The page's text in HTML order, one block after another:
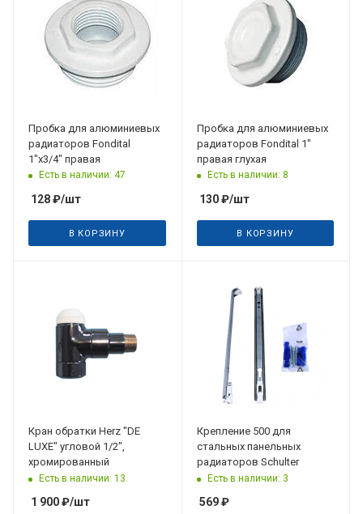
Пробка для алюминиевых
радиаторов Fondital
1"х3/4" правая
Есть в наличии: 47
128₽/шт
В КОРЗИНУ
Пробка для алюминиевых
радиаторов Fondital 1"
правая глухая
Есть в наличии: 8
130₽/шт
В КОРЗИНУ
Кран обратки Herz "DE
LUXE" угловой 1/2",
хромированный
Есть в наличии: 13
1 900₽/шт
Крепление 500 для
стальных панельных
радиаторов Schulter
Есть в наличии: 3
569₽